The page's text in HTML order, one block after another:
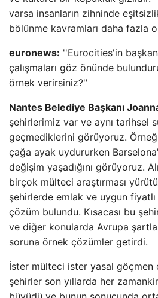
varsa insanların zihninde
bölünme kavramları daha fazla
euronews: ''Eurocities'in
çalışmaları göz önünde
örnek verirsiniz?''
Nantes Belediye Başkanı
şehirlerimiz var ve aynı tarihsel
geçmediklerini görüyoruz.
çağa ayak uydururken
değişim yaşadığını görüyoruz.
birçok mülteci araştırması
şehirlerde emlak ve uygun
çözüm bulundu. Kısacası bu
ve diğer konularda Avrupa
soruna örnek çözümler getirdi.
İster mülteci ister yasal göçmen
şehirler son yıllarda her